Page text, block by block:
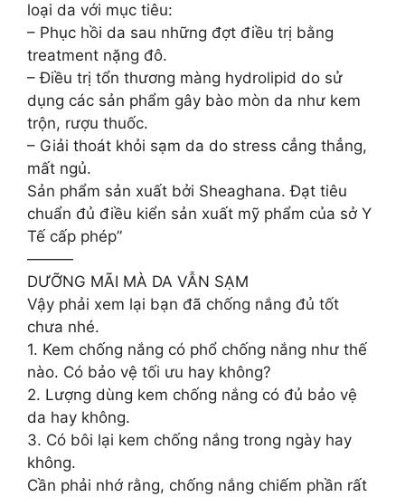
loại da với mục tiêu:
– Phục hồi da sau những đợt điều trị bằng
treatment nặng đô.
– Điều trị tổn thương màng hydrolipid do sử
dụng các sản phẩm gây bào mòn da như kem
trộn, rượu thuốc.
– Giải thoát khỏi sạm da do stress cẳng thẳng,
mất ngủ.
Sản phẩm sản xuất bởi Sheaghana. Đạt tiêu
chuẩn đủ điều kiển sản xuất mỹ phẩm của sở Y
Tế cấp phép”
———
DƯỠNG MÃI MÀ DA VẪN SẠM
Vậy phải xem lại bạn đã chống nắng đủ tốt
chưa nhé.
1. Kem chống nắng có phổ chống nắng như thế
nào. Có bảo vệ tối ưu hay không?
2. Lượng dùng kem chống nắng có đủ bảo vệ
da hay không.
3. Có bôi lại kem chống nắng trong ngày hay
không.
Cần phải nhớ rằng, chống nắng chiếm phần rất